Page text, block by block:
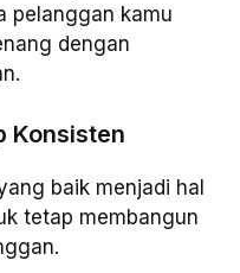
pelanggan kamu
dengan
Konsisten
baik menjadi hal
tetap membangun